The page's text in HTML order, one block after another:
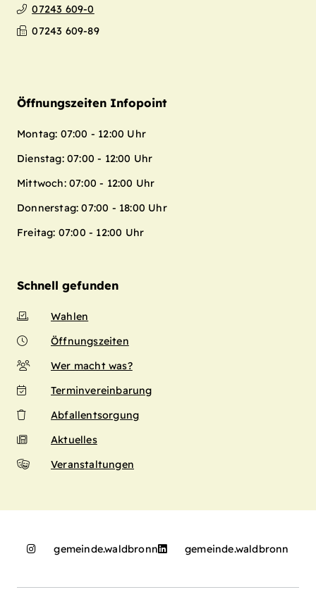
07243 609-0
07243 609-89
Öffnungszeiten Infopoint
Montag: 07:00 - 12:00 Uhr
Dienstag: 07:00 - 12:00 Uhr
Mittwoch: 07:00 - 12:00 Uhr
Donnerstag: 07:00 - 18:00 Uhr
Freitag: 07:00 - 12:00 Uhr
Schnell gefunden
Wahlen
Öffnungszeiten
Wer macht was?
Terminvereinbarung
Abfallentsorgung
Aktuelles
Veranstaltungen
gemeinde.waldbronn gemeinde.waldbronn